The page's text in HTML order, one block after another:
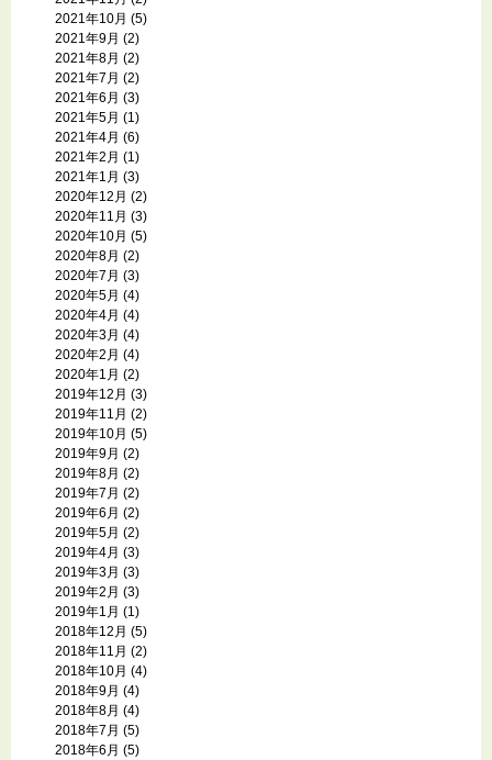
2021年10月 (5)
2021年9月 (2)
2021年8月 (2)
2021年7月 (2)
2021年6月 (3)
2021年5月 (1)
2021年4月 (6)
2021年2月 (1)
2021年1月 (3)
2020年12月 (2)
2020年11月 (3)
2020年10月 (5)
2020年8月 (2)
2020年7月 (3)
2020年5月 (4)
2020年4月 (4)
2020年3月 (4)
2020年2月 (4)
2020年1月 (2)
2019年12月 (3)
2019年11月 (2)
2019年10月 (5)
2019年9月 (2)
2019年8月 (2)
2019年7月 (2)
2019年6月 (2)
2019年5月 (2)
2019年4月 (3)
2019年3月 (3)
2019年2月 (3)
2019年1月 (1)
2018年12月 (5)
2018年11月 (2)
2018年10月 (4)
2018年9月 (4)
2018年8月 (4)
2018年7月 (5)
2018年6月 (5)